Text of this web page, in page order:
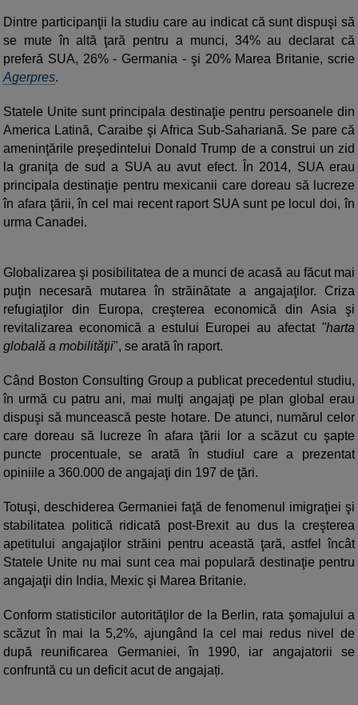
Dintre participanţii la studiu care au indicat că sunt dispuşi să
se mute în altă ţară pentru a munci, 34% au declarat că
preferă SUA, 26% - Germania - şi 20% Marea Britanie, scrie
Agerpres.
Statele Unite sunt principala destinaţie pentru persoanele din
America Latină, Caraibe şi Africa Sub-Sahariană. Se pare că
ameninţările preşedintelui Donald Trump de a construi un zid
la graniţa de sud a SUA au avut efect. În 2014, SUA erau
principala destinaţie pentru mexicanii care doreau să lucreze
în afara ţării, în cel mai recent raport SUA sunt pe locul doi, în
urma Canadei.
Globalizarea şi posibilitatea de a munci de acasă au făcut mai
puţin necesară mutarea în străinătate a angajaţilor. Criza
refugiaţilor din Europa, creşterea economică din Asia şi
revitalizarea economică a estului Europei au afectat "harta
globală a mobilităţii", se arată în raport.
Când Boston Consulting Group a publicat precedentul studiu,
în urmă cu patru ani, mai mulţi angajaţi pe plan global erau
dispuşi să muncească peste hotare. De atunci, numărul celor
care doreau să lucreze în afara ţării lor a scăzut cu şapte
puncte procentuale, se arată în studiul care a prezentat
opiniile a 360.000 de angajaţi din 197 de ţări.
Totuşi, deschiderea Germaniei faţă de fenomenul imigraţiei şi
stabilitatea politică ridicată post-Brexit au dus la creşterea
apetitului angajaţilor străini pentru această ţară, astfel încât
Statele Unite nu mai sunt cea mai populară destinaţie pentru
angajaţii din India, Mexic şi Marea Britanie.
Conform statisticilor autorităţilor de la Berlin, rata şomajului a
scăzut în mai la 5,2%, ajungând la cel mai redus nivel de
după reunificarea Germaniei, în 1990, iar angajatorii se
confruntă cu un deficit acut de angajați.